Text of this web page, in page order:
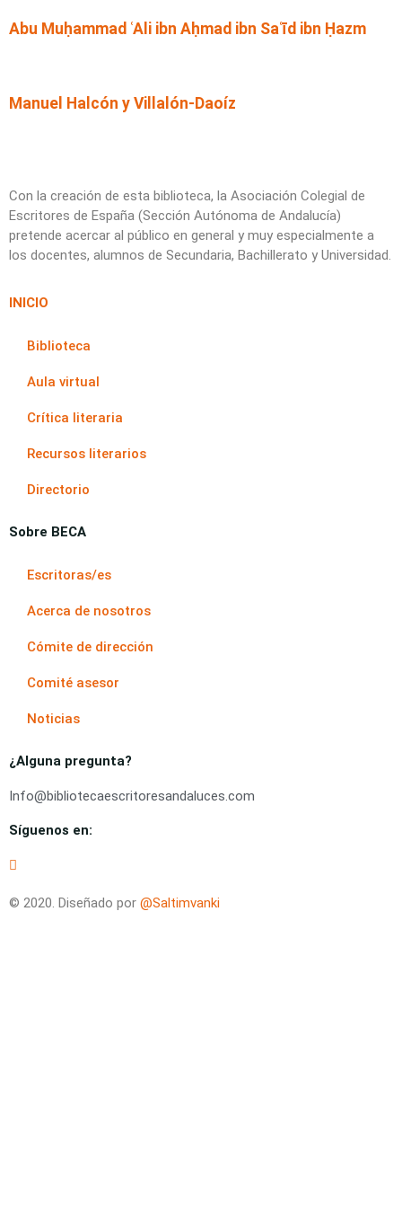
Abu Muḥammad ʿAli ibn Aḥmad ibn Saʿīd ibn Ḥazm
Manuel Halcón y Villalón-Daoíz
Con la creación de esta biblioteca, la Asociación Colegial de
Escritores de España (Sección Autónoma de Andalucía)
pretende acercar al público en general y muy especialmente a
los docentes, alumnos de Secundaria, Bachillerato y Universidad.
INICIO
Biblioteca
Aula virtual
Crítica literaria
Recursos literarios
Directorio
Sobre BECA
Escritoras/es
Acerca de nosotros
Cómite de dirección
Comité asesor
Noticias
¿Alguna pregunta?
Info@bibliotecaescritoresandaluces.com
Síguenos en:
© 2020. Diseñado por @Saltimvanki